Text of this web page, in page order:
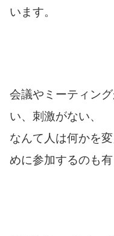
います。
会議やミーティン
い、刺激がない、
なんて人は何かを
めに参加するのも